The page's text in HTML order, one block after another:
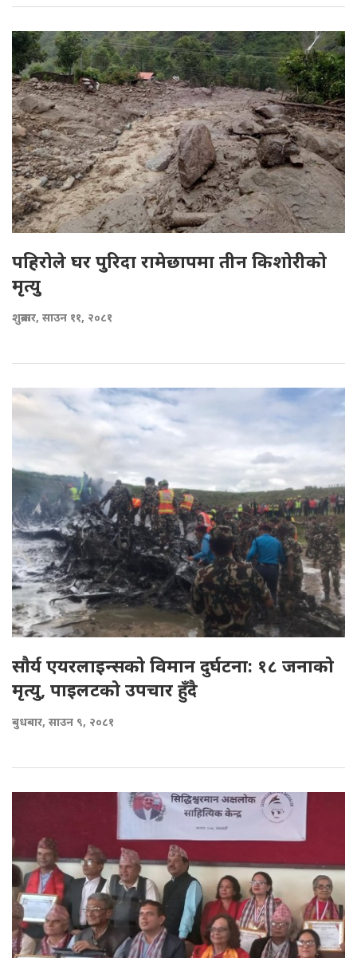
पहिरोले घर पुरिदा रामेछापमा तीन किशोरीको
मृत्यु
शुक्रबार, साउन ११, २०८१
साैर्य एयरलाइन्सको विमान दुर्घटना: १८ जनाको
मृत्यु, पाइलटको उपचार हुँदै
बुधबार, साउन ९, २०८१